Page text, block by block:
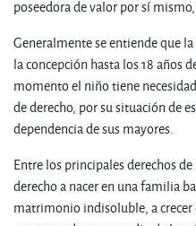
poseedora de valor por sí
Generalmente se entiende que
la concepción hasta los 18 años
momento el niño tiene
de derecho, por su situación de
dependencia de sus mayores.
Entre los principales derechos
derecho a nacer en una familia
matrimonio indisoluble, a crecer